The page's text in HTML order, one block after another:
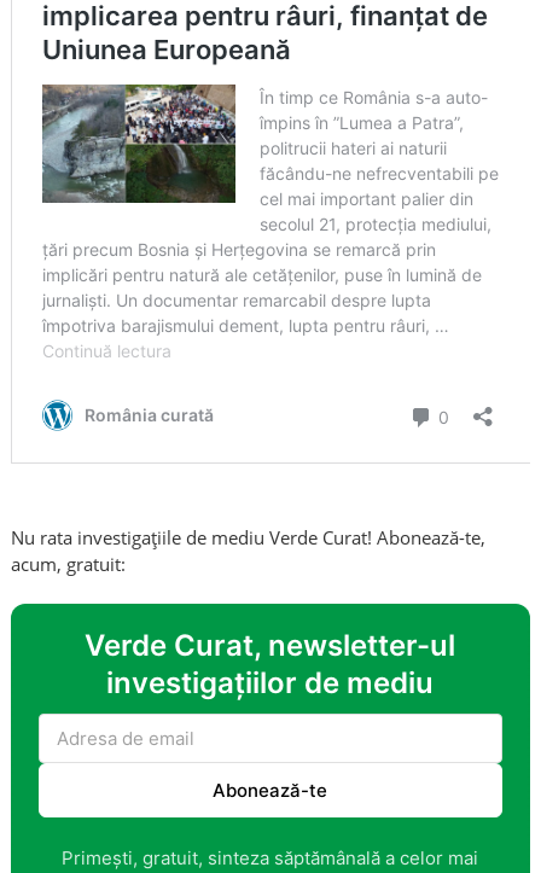
Nu rata investigațiile de mediu Verde Curat! Abonează-te,
acum, gratuit:
Verde Curat, newsletter-ul
investigațiilor de mediu
Abonează-te
Primești, gratuit, sinteza săptămânală a celor mai